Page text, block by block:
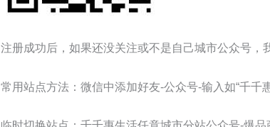
注册成功后，如果还没关注或不是自己城市公众号，
常用站点方法：微信中添加好友-公众号-输入如“千千